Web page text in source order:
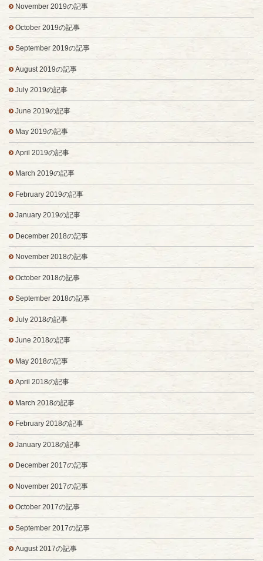
November 2019の記事
October 2019の記事
September 2019の記事
August 2019の記事
July 2019の記事
June 2019の記事
May 2019の記事
April 2019の記事
March 2019の記事
February 2019の記事
January 2019の記事
December 2018の記事
November 2018の記事
October 2018の記事
September 2018の記事
July 2018の記事
June 2018の記事
May 2018の記事
April 2018の記事
March 2018の記事
February 2018の記事
January 2018の記事
December 2017の記事
November 2017の記事
October 2017の記事
September 2017の記事
August 2017の記事